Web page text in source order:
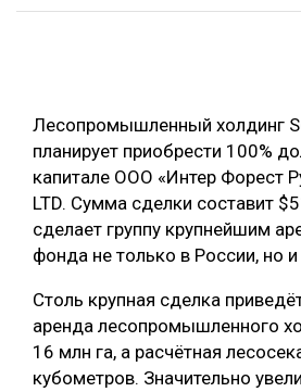
ЛЕСНОЕ ХОЗЯЙСТВО
ЦИФРОВАЯ СРЕДА
БИОЭНЕРГЕТИКА
ЛЕСОВОССТАНОВЛЕНИЕ И ЗАЩИТА
ЛОГИСТИКА
ЦБП
КОМПЛЕКСНАЯ ПЕРЕРАБОТКА
РУБРИКИ
ТЕМАТИЧЕСКИЕ ПРОЕКТЫ
ПОДБОРКИ СТАТЕЙ
Лесопромышленный холдинг
планирует приобрести 100%
капитале ООО «Интер Форест
LTD. Сумма сделки составит
сделает группу крупнейшим
фонда не только в России, но
Столь крупная сделка
аренда лесопромышленного
16 млн га, а расчётная
кубометров. Значительно